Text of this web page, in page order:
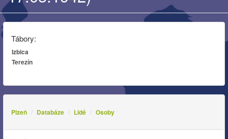
Tábory:
Izbica
Terezín
Plzeň Databáze Lidé Osoby